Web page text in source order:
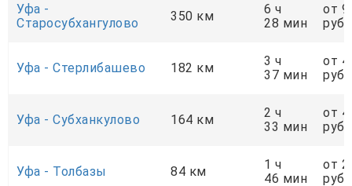
Уфа -
Старосубхангулово
350 км
6 ч
28 мин
от
руб.
Уфа - Стерлибашево 182 км
3 ч
37 мин
от
руб.
Уфа - Субханкулово 164 км
2 ч
33 мин
от
руб.
Уфа - Толбазы 84 км
1 ч
46 мин
от
руб.